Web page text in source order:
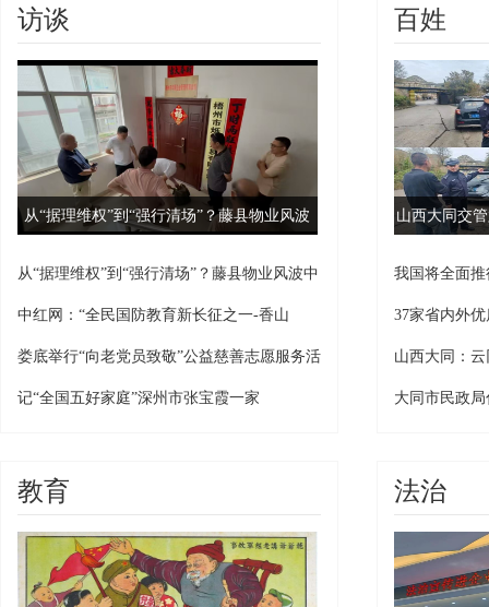
访谈
从“据理维权”到“强行清场”？藤县物业风波
从“据理维权”到“强行清场”？藤县物业风波中
的身份边界之问
中红网：“全民国防教育新长征之一-香山
站”暨“红色江山万里图-香山卷”创作展览在京
娄底举行“向老党员致敬”公益慈善志愿服务活
动
记“全国五好家庭”深州市张宝霞一家
百姓
山西大同交
我国将全面
37家省内外
山西大同：
保供 守护市
大同市民政
教育 法治